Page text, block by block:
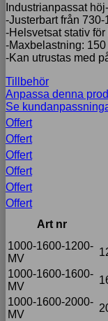
Industrianpassat
-Justerbart från
-Helsvetsat stativ
-Maxbelastning:
-Kan utrustas med
Tillbehör
Anpassa denna
Se
Offert
Offert
Offert
Offert
Offert
Offert
Art nr
1000-1600-1200-
MV
1000-1600-1600-
MV
1000-1600-2000-
MV